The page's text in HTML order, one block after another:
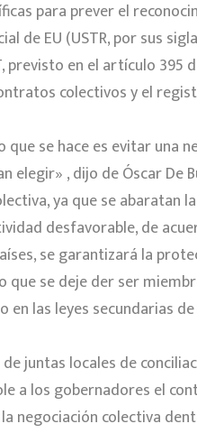
para prever el
de EU (USTR, por sus
previsto en el artículo 395
colectivos y el
se hace es evitar una
elegir» , dijo de Óscar De
ya que se abaratan
desfavorable, de
se garantizará la
se deje der ser
las leyes secundarias
juntas locales de
a los gobernadores el
negociación colectiva